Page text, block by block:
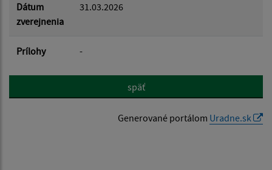
Dátum
zverejnenia
31.03.2026
Prílohy -
späť
Generované portálom Uradne.sk